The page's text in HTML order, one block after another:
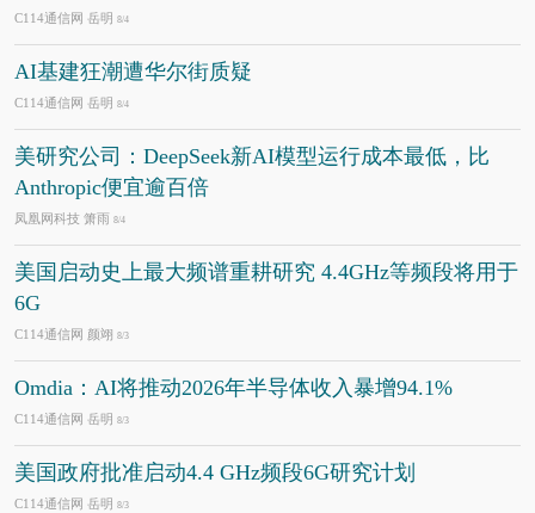
C114通信网 岳明 8/4
AI基建狂潮遭华尔街质疑
C114通信网 岳明 8/4
美研究公司：DeepSeek新AI模型运行成本最低，比
Anthropic便宜逾百倍
凤凰网科技 箫雨 8/4
美国启动史上最大频谱重耕研究 4.4GHz等频段将用于
6G
C114通信网 颜翊 8/3
Omdia：AI将推动2026年半导体收入暴增94.1%
C114通信网 岳明 8/3
美国政府批准启动4.4 GHz频段6G研究计划
C114通信网 岳明 8/3